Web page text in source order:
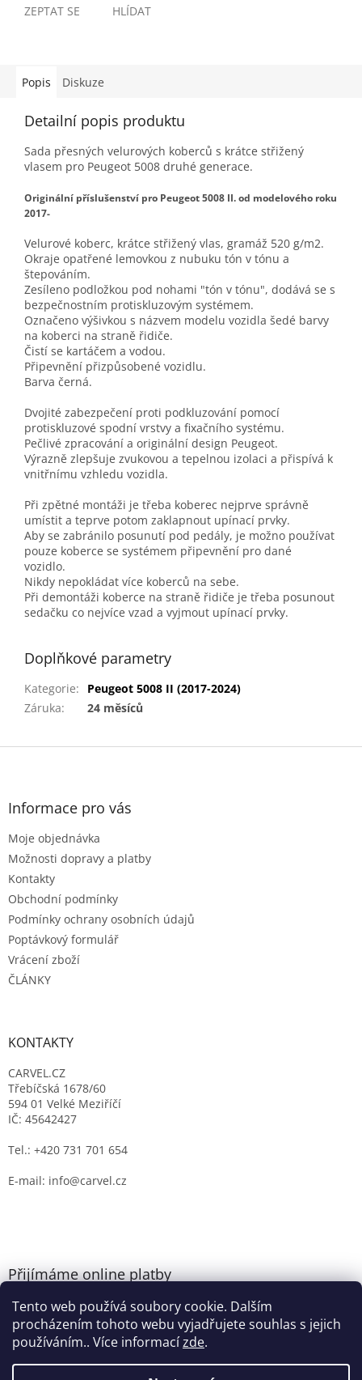
Tento web používá soubory cookie. Dalším
procházením tohoto webu vyjadřujete souhlas s jejich
používáním.. Více informacízde.
ZEPTAT SE HLÍDAT
Popis Diskuze
Detailní popis produktu
Sada přesných velurových koberců s krátce střižený
vlasem pro Peugeot 5008 druhé generace.
Originální příslušenství pro Peugeot 5008 II. od modelového roku
2017-
Velurové koberc, krátce střižený vlas, gramáž 520 g/m2.
Okraje opatřené lemovkou z nubuku tón v tónu a
štepováním.
Zesíleno podložkou pod nohami "tón v tónu", dodává se s
bezpečnostním protiskluzovým systémem.
Označeno výšivkou s názvem modelu vozidla šedé barvy
na koberci na straně řidiče.
Čistí se kartáčem a vodou.
Připevnění přizpůsobené vozidlu.
Barva černá.
Dvojité zabezpečení proti podkluzování pomocí
protiskluzové spodní vrstvy a fixačního systému.
Pečlivé zpracování a originální design Peugeot.
Výrazně zlepšuje zvukovou a tepelnou izolaci a přispívá k
vnitřnímu vzhledu vozidla.
Při zpětné montáži je třeba koberec nejprve správně
umístit a teprve potom zaklapnout upínací prvky.
Aby se zabránilo posunutí pod pedály, je možno používat
pouze koberce se systémem připevnění pro dané
vozidlo.
Nikdy nepokládat více koberců na sebe.
Při demontáži koberce na straně řidiče je třeba posunout
sedačku co nejvíce vzad a vyjmout upínací prvky.
Doplňkové parametry
Kategorie:
Peugeot 5008 II (2017-2024)
Záruka: 24 měsíců
Z
Informace pro vás
Moje objednávka
Možnosti dopravy a platby
Kontakty
Obchodní podmínky
Podmínky ochrany osobních údajů
Poptávkový formulář
Vrácení zboží
ČLÁNKY
KONTAKTY
CARVEL.CZ
Třebíčská 1678/60
594 01 Velké Meziříčí
IČ: 45642427
Tel.: +420 731 701 654
E-mail: info@carvel.cz
Přijímáme online platby